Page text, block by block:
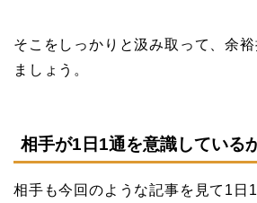
そこをしっかりと汲み取って、余
ましょう。
相手が1日1通を意識している
相手も今回のような記事を見て1日